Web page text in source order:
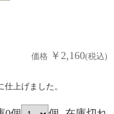
価格 ￥2,160(税込)
上げました。